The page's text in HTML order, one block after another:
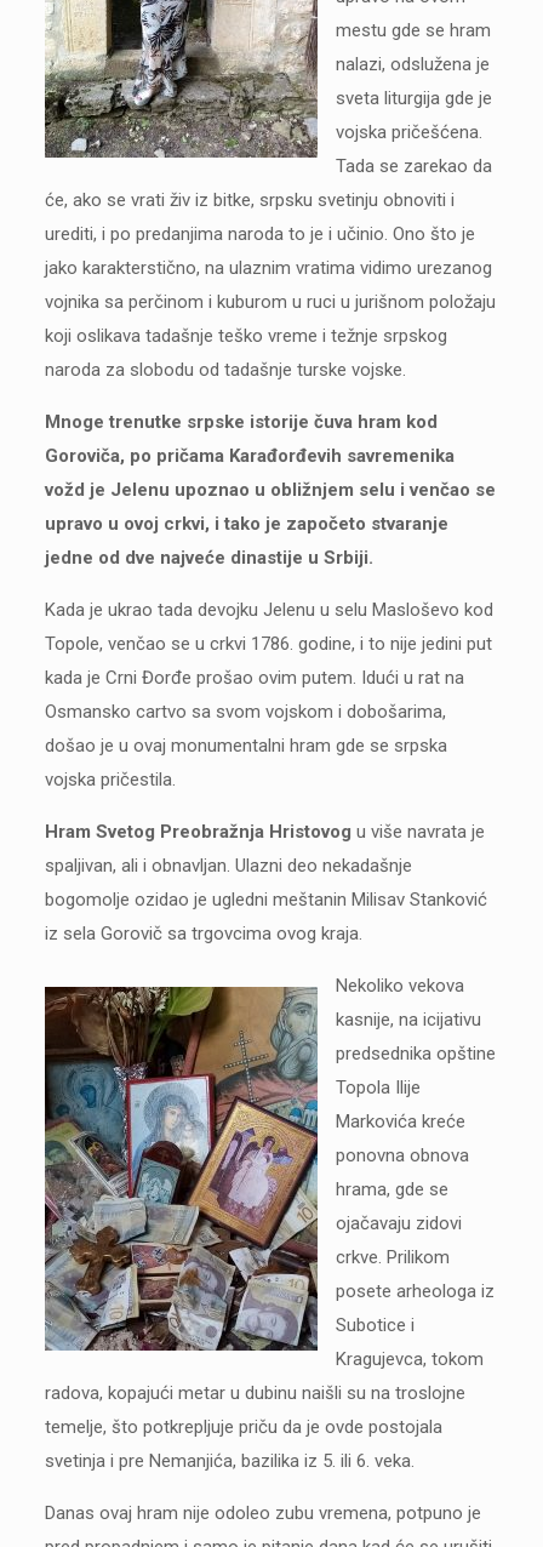
mestu gde se hram
nalazi, odslužena je
sveta liturgija gde je
vojska pričešćena.
Tada se zarekao da
će, ako se vrati živ iz bitke, srpsku svetinju obnoviti i
urediti, i po predanjima naroda to je i učinio. Ono što je
jako karakterstično, na ulaznim vratima vidimo urezanog
vojnika sa perčinom i kuburom u ruci u jurišnom položaju
koji oslikava tadašnje teško vreme i težnje srpskog
naroda za slobodu od tadašnje turske vojske.
Mnoge trenutke srpske istorije čuva hram kod
Goroviča, po pričama Karađorđevih savremenika
vožd je Jelenu upoznao u obližnjem selu i venčao se
upravo u ovoj crkvi, i tako je započeto stvaranje
jedne od dve najveće dinastije u Srbiji.
Kada je ukrao tada devojku Jelenu u selu Masloševo kod
Topole, venčao se u crkvi 1786. godine, i to nije jedini put
kada je Crni Đorđe prošao ovim putem. Idući u rat na
Osmansko cartvo sa svom vojskom i dobošarima,
došao je u ovaj monumentalni hram gde se srpska
vojska pričestila.
Hram Svetog Preobražnja Hristovog u više navrata je
spaljivan, ali i obnavljan. Ulazni deo nekadašnje
bogomolje ozidao je ugledni meštanin Milisav Stanković
iz sela Gorovič sa trgovcima ovog kraja.
Nekoliko vekova
kasnije, na icijativu
predsednika opštine
Topola Ilije
Markovića kreće
ponovna obnova
hrama, gde se
ojačavaju zidovi
crkve. Prilikom
posete arheologa iz
Subotice i
Kragujevca, tokom
radova, kopajući metar u dubinu naišli su na troslojne
temelje, što potkrepljuje priču da je ovde postojala
svetinja i pre Nemanjića, bazilika iz 5. ili 6. veka.
Danas ovaj hram nije odoleo zubu vremena, potpuno je